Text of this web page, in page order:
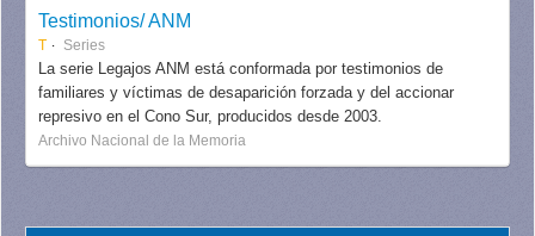
Testimonios/ ANM
T Series
La serie Legajos ANM está conformada por testimonios de
familiares y víctimas de desaparición forzada y del accionar
represivo en el Cono Sur, producidos desde 2003.
Archivo Nacional de la Memoria